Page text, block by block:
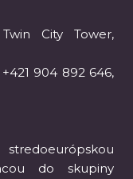
City Tower,
+421 904 892 646,
do skupiny